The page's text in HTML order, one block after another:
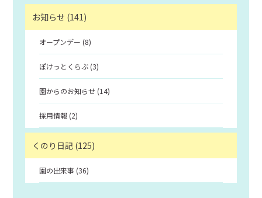
お知らせ (141)
オープンデー (8)
ぽけっとくらぶ (3)
園からのお知らせ (14)
採用情報 (2)
くのり日記 (125)
園の出来事 (36)